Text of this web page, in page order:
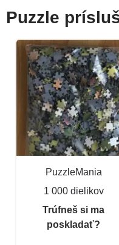
Puzzle
PuzzleMania
1 000 dielikov
Trúfneš si ma
poskladať?